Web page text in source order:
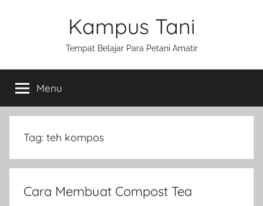
Kampus Tani
Tempat Belajar Para Petani Amatir
Menu
Tag: teh kompos
Cara Membuat Compost Tea